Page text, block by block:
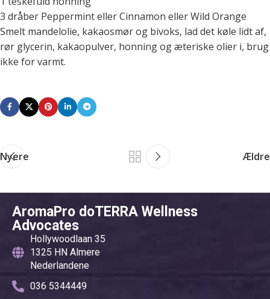
3 dråber Peppermint eller Cinnamon eller Wild Orange
Smelt mandelolie, kakaosmør og bivoks, lad det køle lidt af,
rør glycerin, kakaopulver, honning og æteriske olier i, brug
ikke for varmt.
Nyere Ældre
AromaPro doTERRA Wellness
Advocates
Hollywoodlaan 35
1325 HN Almere
Nederlandene
036 5344449